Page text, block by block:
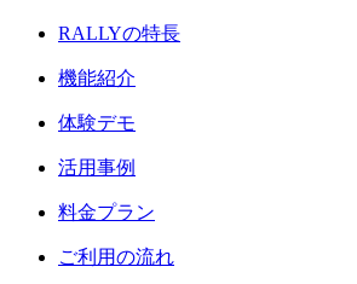
RALLYの特長
機能紹介
体験デモ
活用事例
料金プラン
ご利用の流れ